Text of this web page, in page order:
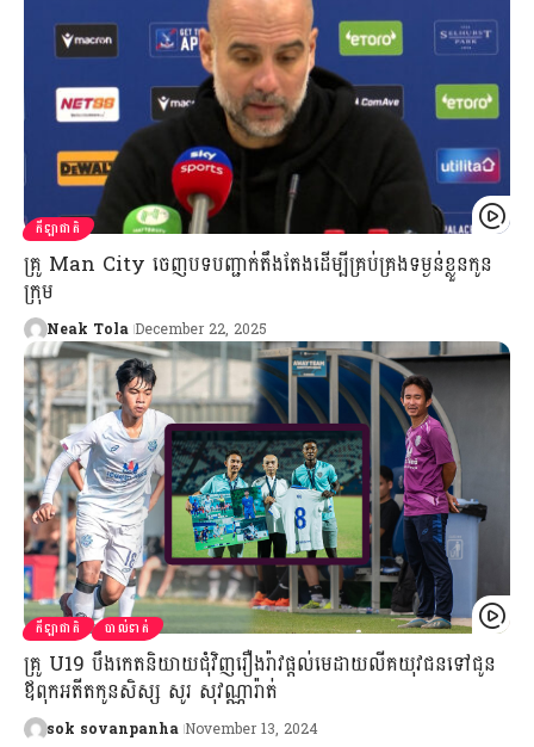
កីឡាជាតិ
គ្រូ Man City ចេញបទបញ្ជាក់តឹងតែងដើម្បីគ្រប់គ្រងទម្ងន់ខ្លួនកូន
ក្រុម
Neak Tola December 22, 2025
កីឡាជាតិ បាល់ទាត់
គ្រូ U19 បឹងកេតនិយាយជុំវិញរឿងរ៉ាវផ្តល់មេដាយលីគយុវជនទៅជូន
ឪពុកអតីតកូនសិស្ស សូរ សុវណ្ណារ៉ាត់
sok sovanpanha November 13, 2024